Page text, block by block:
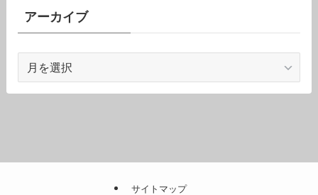
ーアーカイブ
カ
サイトマップ